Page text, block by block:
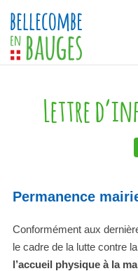
Lettre
Permanence
Conformément aux
le cadre de la lutte contre
l’accueil physique à la